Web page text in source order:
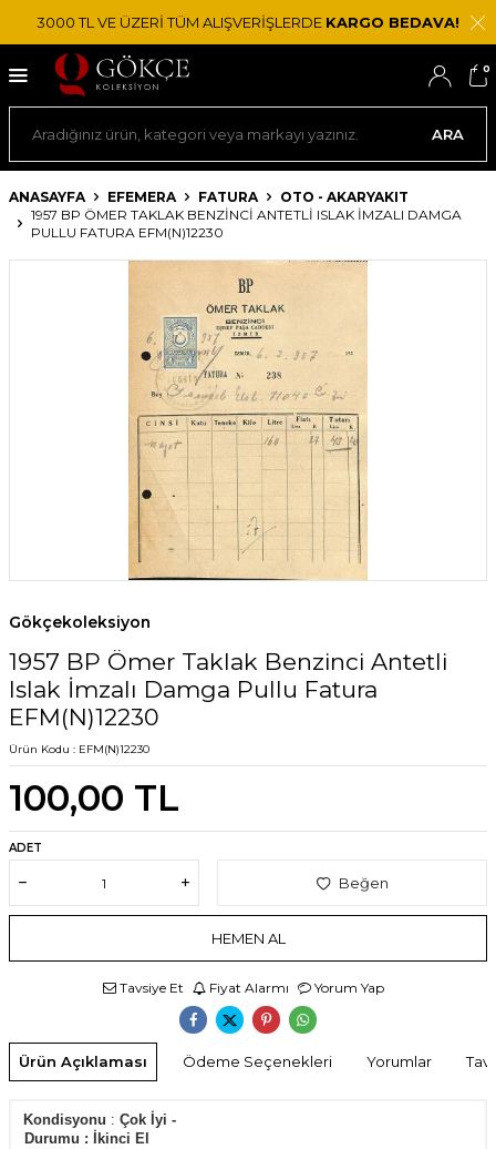
3000 TL VE ÜZERİ TÜM ALIŞVERİŞLERDE KARGO BEDAVA!
ARA
0
ANASAYFA EFEMERA FATURA
OTO - AKARYAKIT
1957 BP ÖMER TAKLAK BENZINCI ANTETLI ISLAK İMZALI DAMGA
PULLU FATURA EFM(N)12230
Gökçekoleksiyon
1957 BP Ömer Taklak Benzinci Antetli
Islak İmzalı Damga Pullu Fatura
EFM(N)12230
Ürün Kodu : EFM(N)12230
100,00 TL
ADET
Beğen
HEMEN AL
Tavsiye Et Fiyat Alarmı Yorum Yap
Ürün Açıklaması Ödeme Seçenekleri Yorumlar
Kondisyonu : Çok İyi -
Durumu : İkinci El